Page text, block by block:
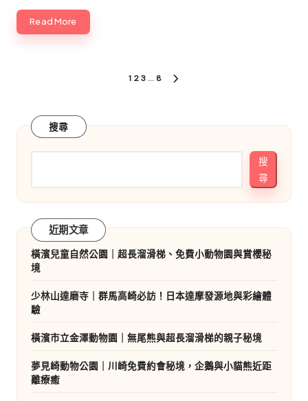
Read More
分
1 2 3 ... 8
搜尋
搜
尋
近期文章
橫濱兒童自然公園｜超長溜滑梯、免費小動物園與賞櫻秘
境
少林山達磨寺｜群馬高崎必訪！日本達摩發源地與彩繪體
驗
橫濱市立金澤動物園｜無尾熊與超長溜滑梯的親子秘境
夢見崎動物公園｜川崎免費約會秘境，企鵝與小貓熊近距
離療癒